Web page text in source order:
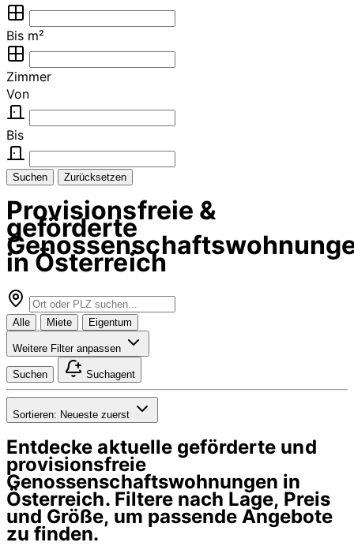
Bis m²
Zimmer
Von
Bis
Suchen Zurücksetzen
Provisionsfreie &
geförderte
in Österreich
Alle Miete Eigentum
Weitere Filter anpassen
Suchen Suchagent
Sortieren: Neueste zuerst
Entdecke aktuelle geförderte und
provisionsfreie
Genossenschaftswohnungen in
Österreich. Filtere nach Lage, Preis
und Größe, um passende Angebote
zu finden.